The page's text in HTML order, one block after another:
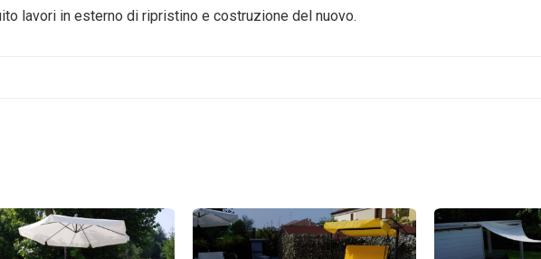
lavori in esterno di ripristino e costruzione del nuovo.